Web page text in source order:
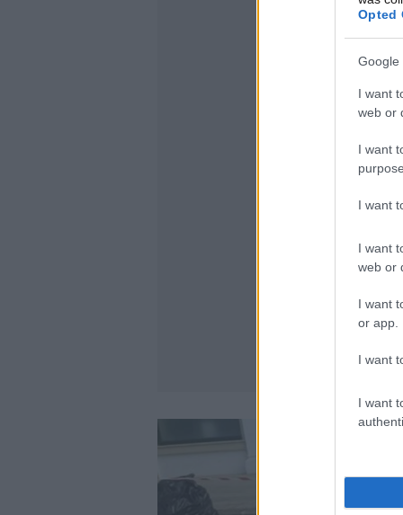
Opted
Google
I want
web or
I want
I want
I want
web or
I want
or app.
I want
I want